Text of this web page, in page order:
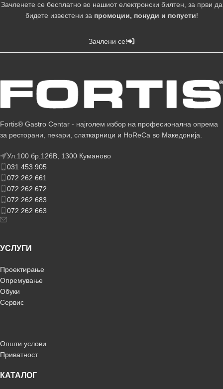
Зачленете се бесплатно во нашиот електронски билтен, за први да
бидете известени за промоции, понуди и попусти!
Зачлени се!
Fortis® Gastro Centar - најголем избор на професионална опрема
за ресторани, пекари, слаткарници и HoReCa во Македонија.
Ул.100 бр.126В, 1300 Куманово
031 453 905
072 262 661
072 262 672
072 262 683
072 262 663
УСЛУГИ
Проектирање
Опремување
Обуки
Сервис
Општи услови
Приватност
КАТАЛОГ